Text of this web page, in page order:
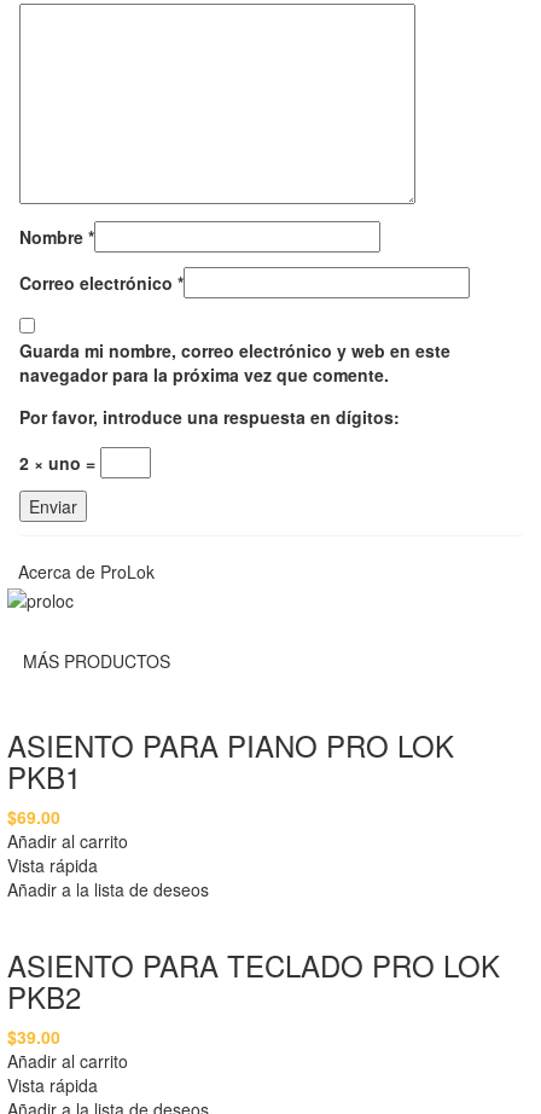
Nombre *
Correo electrónico *
Guarda mi nombre, correo electrónico y web en este
navegador para la próxima vez que comente.
Por favor, introduce una respuesta en dígitos:
2 × uno =
Acerca de ProLok
MÁS PRODUCTOS
ASIENTO PARA PIANO PRO LOK
PKB1
$69.00
Añadir al carrito
Vista rápida
Añadir a la lista de deseos
ASIENTO PARA TECLADO PRO LOK
PKB2
$39.00
Añadir al carrito
Vista rápida
Añadir a la lista de deseos